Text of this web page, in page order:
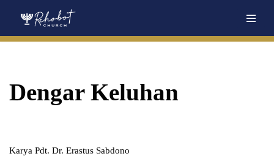
Dengar Keluhan
Karya Pdt. Dr. Erastus Sabdono